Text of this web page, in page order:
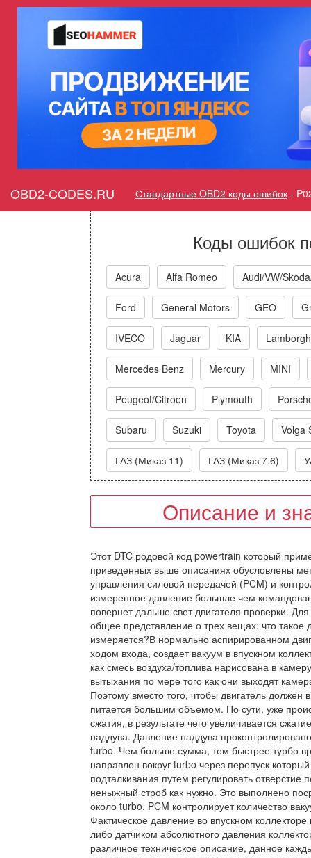
OBD2-CODES.RU Стандартные OBD2 коды ошибок -
Ошибка P0236 Датчик А
коллекторе,
Горит ошибка Check
A
Коды ошибок
Acura Alfa Romeo Audi/VW/
Ford General Motors GEO
IVECO Jaguar KIA
Mercedes Benz Mercury MINI
Peugeot/Citroen Plymouth
Subaru Suzuki Toyota Volga
ГАЗ (Миказ 11) ГАЗ (Миказ 7.6)
Описание и
Этот DTC родовой код powertrain который
приведенных выше описаниях обусловлены
управления силовой передачей (PCM) и
измеренное давление большле чем
повернет дальше свет двигателя проверки.
общее представление о трех вещах: что такое
измеряется?В нормально аспирированном
ходом входа, создает вакуум в впускном
как смесь воздуха/топлива нарисована в
вытыхания по мере того как они выходят
Поэтому вместо того, чтобы двигатель должен
питается большим объемом. По сути, уже
сжатия, в результате чего увеличивается
наддува. Давление наддува
turbo. Чем больше сумма, тем быстрее турбо
направлен вокруг turbo через перепуск
подталкивания путем регулировать
неныжный строб как нужно. Это выполнено
около turbo. PCM контролирует количество
Фактическое давление во впускном
либо датчиком абсолютного давления
различное техническое описание, данное